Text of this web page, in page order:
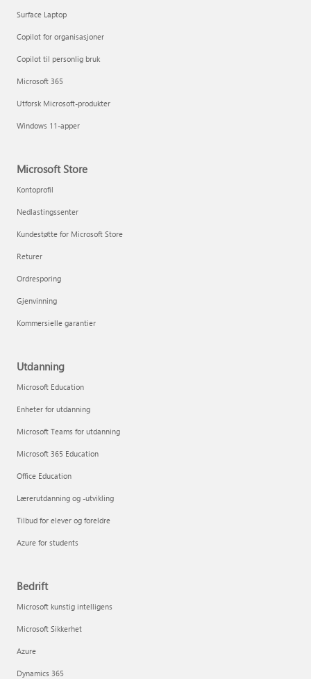
Surface Laptop
Copilot for organisasjoner
Copilot til personlig bruk
Microsoft 365
Utforsk Microsoft-produkter
Windows 11-apper
Microsoft Store
Kontoprofil
Nedlastingssenter
Kundestøtte for Microsoft Store
Returer
Ordresporing
Gjenvinning
Kommersielle garantier
Utdanning
Microsoft Education
Enheter for utdanning
Microsoft Teams for utdanning
Microsoft 365 Education
Office Education
Lærerutdanning og -utvikling
Tilbud for elever og foreldre
Azure for students
Bedrift
Microsoft kunstig intelligens
Microsoft Sikkerhet
Azure
Dynamics 365